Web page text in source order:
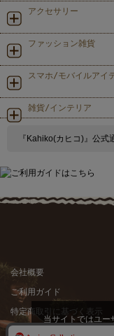
アクセサリー
ファッション雑貨
スマホ/モバイルアイ
雑貨/インテリア
『Kahiko(カヒコ)』公式
会社概要
ご利用ガイド
特定商取引に基づく表示
当サイトではユー